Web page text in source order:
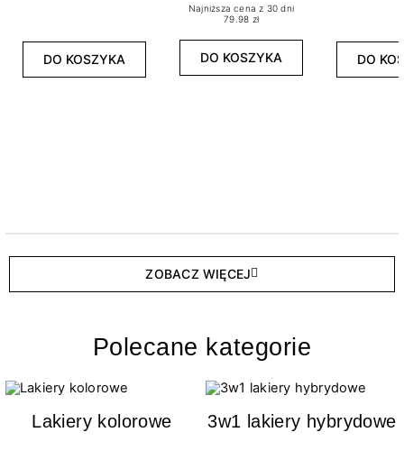
DO KOSZYKA
Najniższa cena z 30 dni
79.98 zł
DO KOSZYKA DO
ZOBACZ WIĘCEJ
Polecane kategorie
Lakiery kolorowe 3w1 lakiery hybrydowe